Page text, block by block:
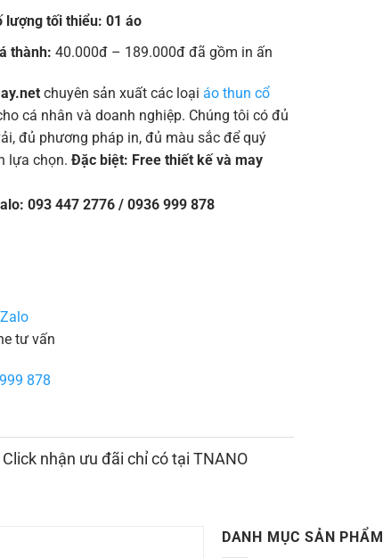
lượng tối thiểu: 01 áo
thành: 40.000đ – 189.000đ đã gồm in ấn
chuyên sản xuất các loại áo thun cổ
cá nhân và doanh nghiệp. Chúng tôi có đủ
đủ phương pháp in, đủ màu sắc để quý
lựa chọn. Đặc biệt: Free thiết kế và may
093 447 2776 / 0936 999 878
tư vấn
878
Click nhận ưu đãi chỉ có tại TNANO
DANH MỤC SẢN PHẨM